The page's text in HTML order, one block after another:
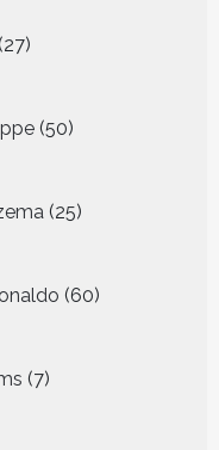
27
producten
50
producten
25
producten
60
producten
7
producten